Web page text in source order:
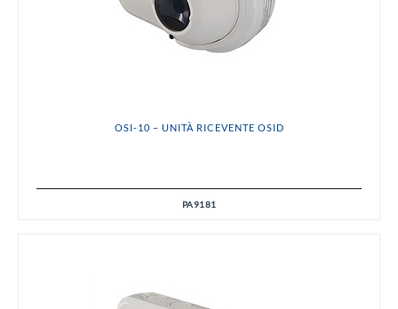
OSI-10 – UNITÀ RICEVENTE OSID
PA9181